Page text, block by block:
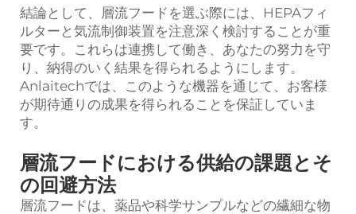
結論として、層流フードを選ぶ際には、HEPAフィ
ルターと気流制御装置を注意深く検討することが重
要です。これらは連携して働き、あなたの努力を守
り、納得のいく結果を得られるようにします。
Anlaitechでは、このような機器を通じて、お客様
が期待通りの成果を得られることを保証していま
す。
層流フードにおける供給の課題とそ
の回避方法
層流フードは、薬品や科学サンプルなどの繊細な物